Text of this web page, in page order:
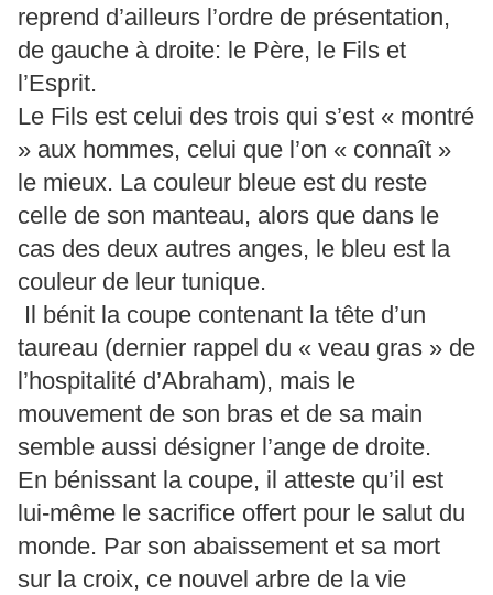
reprend d’ailleurs l’ordre de présentation,
de gauche à droite: le Père, le Fils et
l’Esprit.
Le Fils est celui des trois qui s’est « montré
» aux hommes, celui que l’on « connaît »
le mieux. La couleur bleue est du reste
celle de son manteau, alors que dans le
cas des deux autres anges, le bleu est la
couleur de leur tunique.
Il bénit la coupe contenant la tête d’un
taureau (dernier rappel du « veau gras » de
l’hospitalité d’Abraham), mais le
mouvement de son bras et de sa main
semble aussi désigner l’ange de droite.
En bénissant la coupe, il atteste qu’il est
lui-même le sacrifice offert pour le salut du
monde. Par son abaissement et sa mort
sur la croix, ce nouvel arbre de la vie